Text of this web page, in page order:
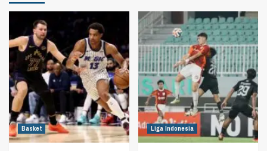
Basket Liga Indonesia